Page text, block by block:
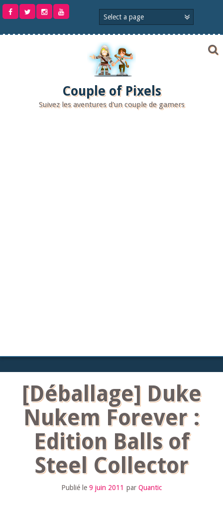
Aller
Couple of Pixels
Suivez les aventures d'un couple de gamers
[Déballage] Duke
Nukem Forever :
Edition Balls of
Steel Collector
Publié le 9 juin 2011 par Quantic